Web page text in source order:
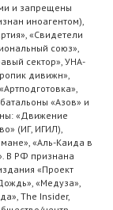
и запрещены
иноагентом),
«Свидетели
союз»,
сектор», УНА-
дивижн»,
«Азов» и
«Движение
(ИГ, ИГИЛ),
«Аль-Каида в
В РФ признана
«Проект
«Медуза»,
The Insider,